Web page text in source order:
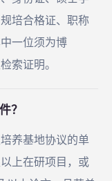
培合格证、职称
一位须为博
索证明。
？
养基地协议的单
上在研项目，或